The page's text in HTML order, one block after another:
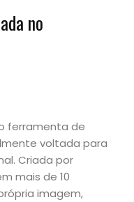
no
ferramenta de
voltada para
Criada por
mais de 10
imagem,